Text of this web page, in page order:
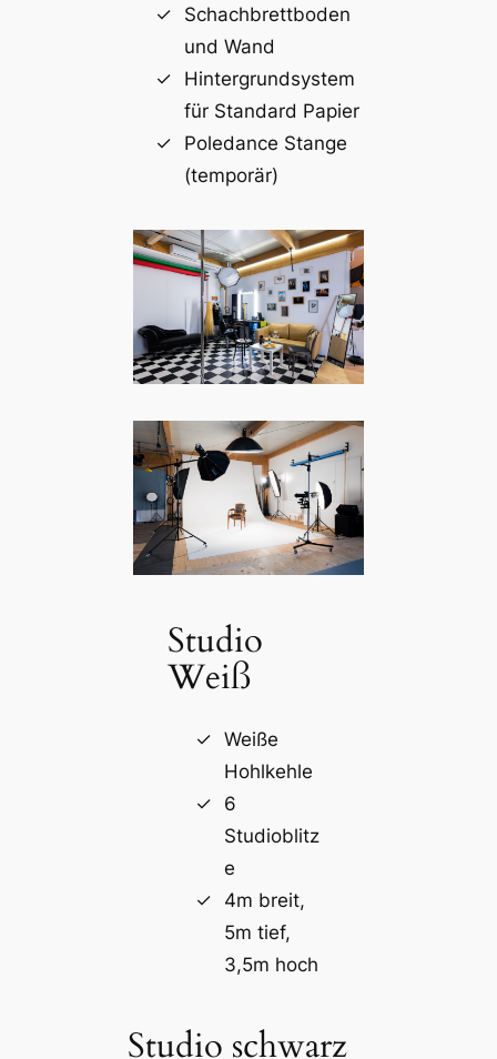
Schachbrettboden
und Wand
Hintergrundsystem
für Standard Papier
Poledance Stange
(temporär)
Studio
Weiß
Weiße
Hohlkehle
6
Studioblitz
e
4m breit,
5m tief,
3,5m hoch
Studio schwarz